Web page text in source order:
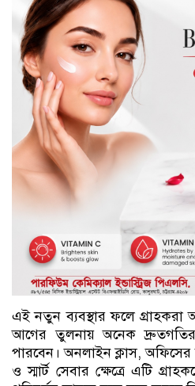
এই নতুন ব্যবস্থার ফলে গ্রাহকরা
আগের তুলনায় অনেক দ্রুতগতির
পারবেন। অনলাইন ক্লাস, অফিসের
ও স্মার্ট সেবার ক্ষেত্রে এটি